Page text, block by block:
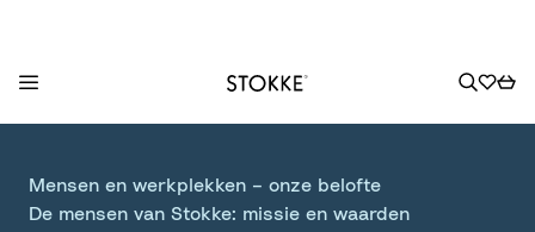
Mensen en werkplekken – onze belofte
De mensen van Stokke: missie en waarden